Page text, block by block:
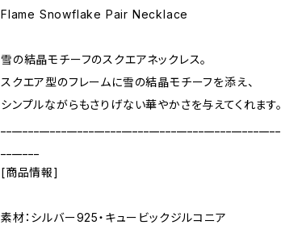
Flame Snowflake Pair Necklace
雪の結晶モチーフのスクエアネックレス。
スクエア型のフレームに雪の結晶モチーフを添え、
シンプルながらもさりげない華やかさを与えてくれます。
[商品情報]
素材：シルバー925・キュービックジルコニア